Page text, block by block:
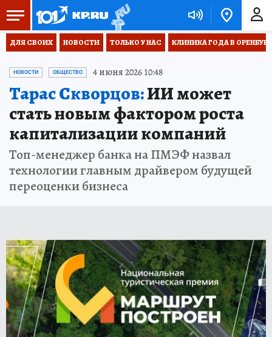
ДЛЯ СВОИХ НОВОСТИ ТОЛЬКО У НАС КЛИНИКА ГОДА В
НОВОСТИ ОБЩЕСТВО 4 июня 2026 10:48
Тарас Скворцов:ИИ может
стать новым фактором роста
капитализации компаний
Топ-менеджер банка на ПМЭФ назвал
технологии главным драйвером будущей
переоценки бизнеса